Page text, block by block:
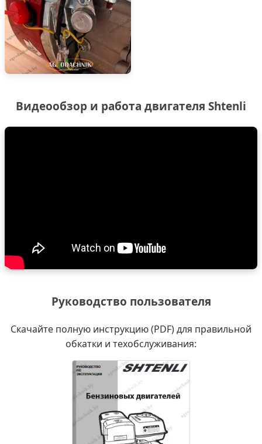
Видеообзор и работа двигателя Shtenli
Руководство пользователя
Скачайте полную инструкцию (PDF) для правильной
обкатки и техобслуживания: